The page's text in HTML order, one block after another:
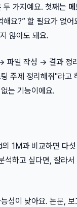
가지예요. 첫째는
요?” 할 필요가 없
않아도 돼요.
파일 작성 → 결과 정
주제 정리해줘"라고
는 기능이에요.
1M과 비교하면 다
석하고 싶다면, 잘라
성이 낮아요. 논문,